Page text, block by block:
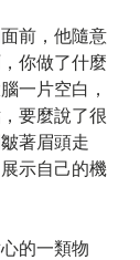
前，他隨意
你做了什麼
一片空白，
要麼說了很
著眉頭走
示自己的機
的一類物